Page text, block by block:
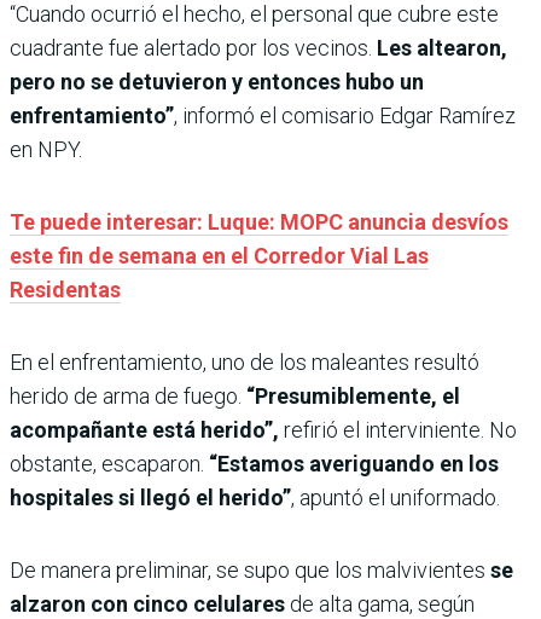
“Cuando ocurrió el hecho, el personal que cubre este
cuadrante fue alertado por los vecinos. Les altearon,
pero no se detuvieron y entonces hubo un
enfrentamiento”, informó el comisario Edgar Ramírez
en NPY.
Te puede interesar: Luque: MOPC anuncia desvíos
este fin de semana en el Corredor Vial Las
Residentas
En el enfrentamiento, uno de los maleantes resultó
herido de arma de fuego. “Presumiblemente, el
acompañante está herido”, refirió el interviniente. No
obstante, escaparon. “Estamos averiguando en los
hospitales si llegó el herido”, apuntó el uniformado.
De manera preliminar, se supo que los malvivientes se
alzaron con cinco celulares de alta gama, según